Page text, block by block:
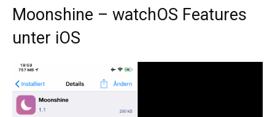
Moonshine – watchOS Features
unter iOS